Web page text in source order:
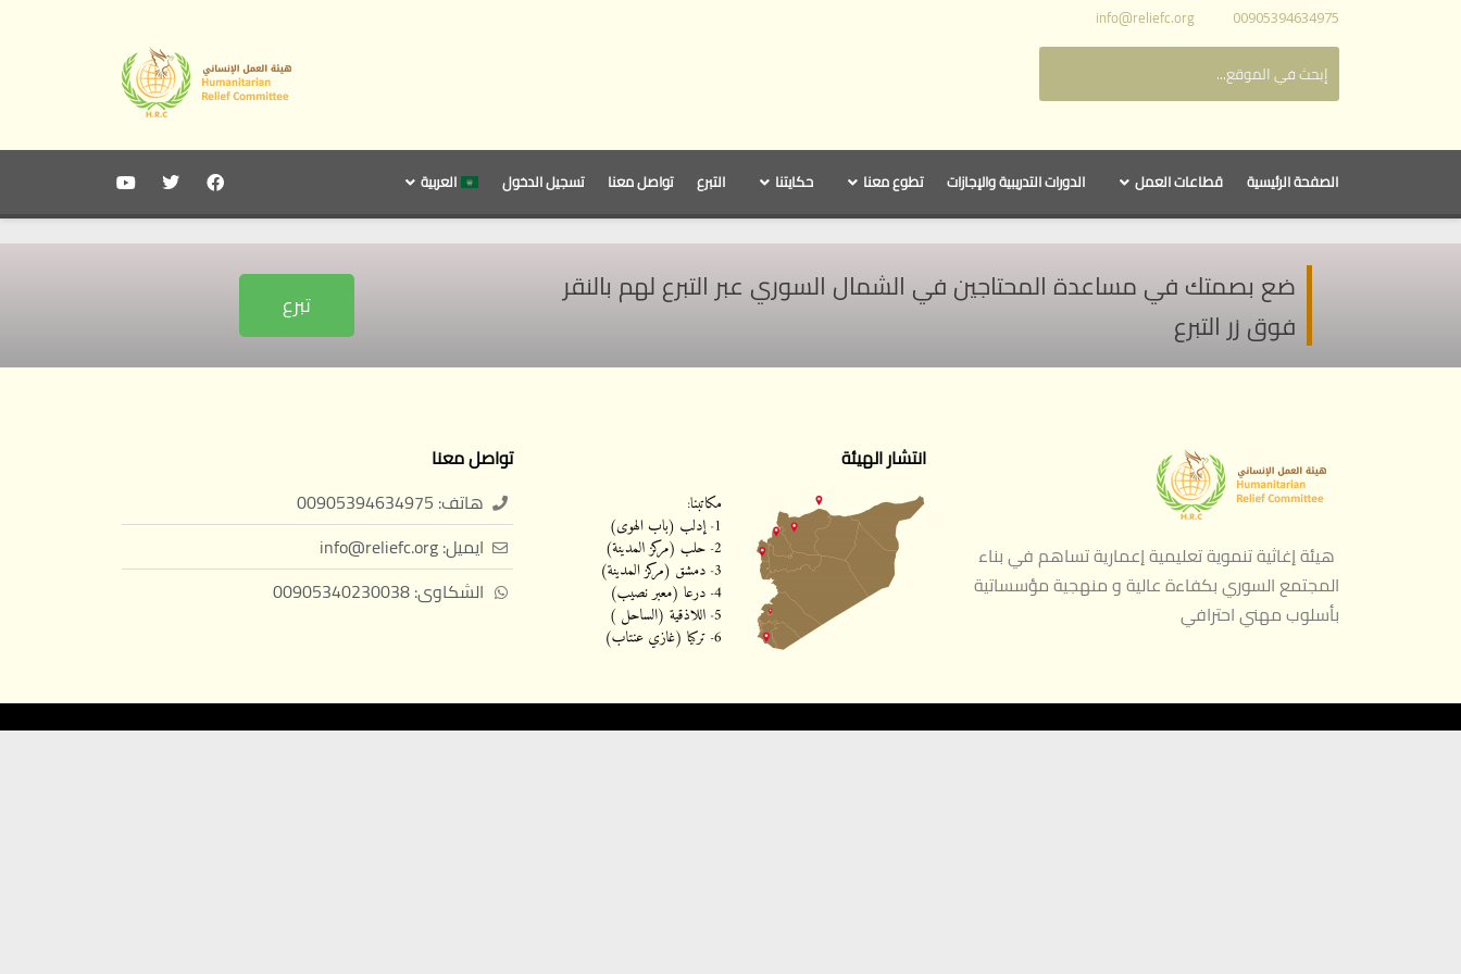
00905394634975
info@reliefc.org
الصفحة الرئيسية قطاعات العمل الدورات التدريبية والإجازات تطوع معنا حكايتنا التبرع تواصل معنا تسجيل الدخول العربية
ضع بصمتك في مساعدة المحتاجين في الشمال السوري عبر التبرع لهم بالنقر
فوق زر التبرع
تبرع
هيئة إغاثية تنموية تعليمية إعمارية تساهم في بناء
المجتمع السوري بكفاءة عالية و منهجية مؤسساتية
بأسلوب مهني احترافي
انتشار الهيئة تواصل معنا
هاتف: 00905394634975
ايميل: info@reliefc.org
الشكاوى: 00905340230038